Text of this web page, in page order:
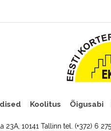
Koolitus Õigusabi
23A, 10141 Tallinn tel. (+372) 6